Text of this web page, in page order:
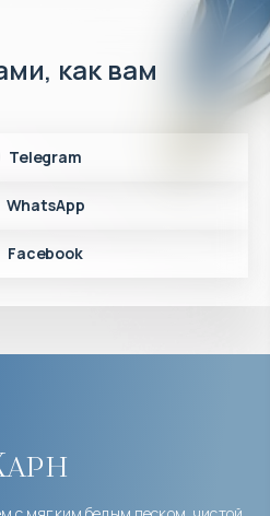
как вам
Telegram
WhatsApp
Facebook